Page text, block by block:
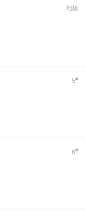
地板
5#
6#